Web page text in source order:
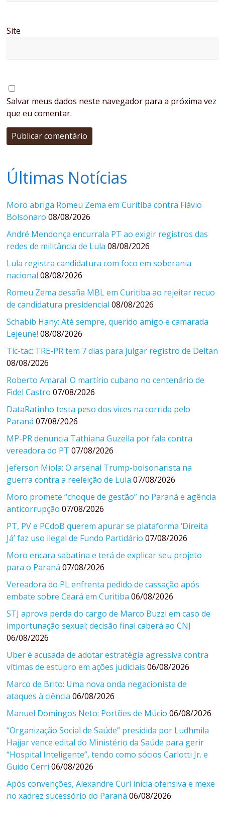
Site
Salvar meus dados neste navegador para a próxima vez
que eu comentar.
Últimas Notícias
Moro abriga Romeu Zema em Curitiba contra Flávio
Bolsonaro 08/08/2026
André Mendonça encurrala PT ao exigir registros das
redes de militância de Lula 08/08/2026
Lula registra candidatura com foco em soberania
nacional 08/08/2026
Romeu Zema desafia MBL em Curitiba ao rejeitar recuo
de candidatura presidencial 08/08/2026
Schabib Hany: Até sempre, querido amigo e camarada
Lejeune! 08/08/2026
Tic-tac: TRE-PR tem 7 dias para julgar registro de Deltan
08/08/2026
Roberto Amaral: O martírio cubano no centenário de
Fidel Castro 07/08/2026
DataRatinho testa peso dos vices na corrida pelo
Paraná 07/08/2026
MP-PR denuncia Tathiana Guzella por fala contra
vereadora do PT 07/08/2026
Jeferson Miola: O arsenal Trump-bolsonarista na
guerra contra a reeleição de Lula 07/08/2026
Moro promete “choque de gestão” no Paraná e agência
anticorrupção 07/08/2026
PT, PV e PCdoB querem apurar se plataforma ‘Direita
Já’ faz uso ilegal de Fundo Partidário 07/08/2026
Moro encara sabatina e terá de explicar seu projeto
para o Paraná 07/08/2026
Vereadora do PL enfrenta pedido de cassação após
embate sobre Ceará em Curitiba 06/08/2026
STJ aprova perda do cargo de Marco Buzzi em caso de
importunação sexual; decisão final caberá ao CNJ
06/08/2026
Uber é acusada de adotar estratégia agressiva contra
vítimas de estupro em ações judiciais 06/08/2026
Marco de Brito: Uma nova onda negacionista de
ataques à ciência 06/08/2026
Manuel Domingos Neto: Portões de Múcio 06/08/2026
“Organização Social de Saúde” presidida por Ludhmila
Hajjar vence edital do Ministério da Saúde para gerir
“Hospital Inteligente”, tendo como sócios Carlotti Jr. e
Guido Cerri 06/08/2026
Após convenções, Alexandre Curi inicia ofensiva e mexe
no xadrez sucessório do Paraná 06/08/2026